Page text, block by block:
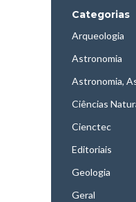
Categorias
Arqueologia
Astronomia
Astronomia,
Ciências
Cienctec
Editoriais
Geologia
Geral